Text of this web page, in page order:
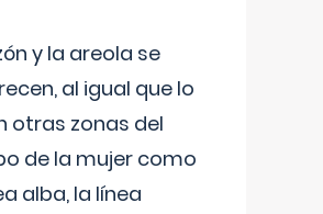
y la areola se
al igual que lo
otras zonas del
de la mujer como
alba, la línea